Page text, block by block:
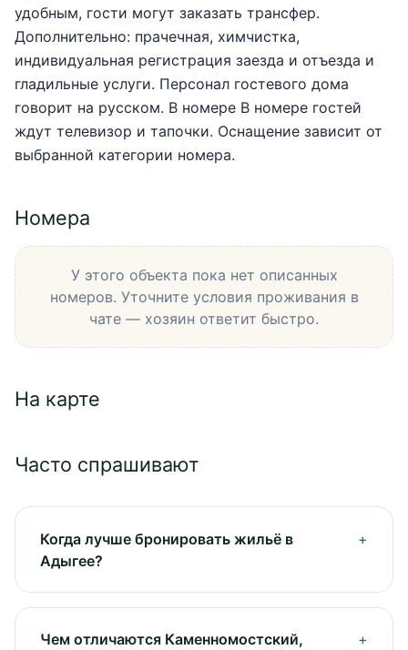
удобным, гости могут заказать трансфер.
Дополнительно: прачечная, химчистка,
индивидуальная регистрация заезда и отъезда и
гладильные услуги. Персонал гостевого дома
говорит на русском. В номере В номере гостей
ждут телевизор и тапочки. Оснащение зависит от
выбранной категории номера.
Номера
У этого объекта пока нет описанных
номеров. Уточните условия проживания в
чате — хозяин ответит быстро.
На карте
Часто спрашивают
Когда лучше бронировать жильё в
Адыгее?
Чем отличаются Каменномостский,